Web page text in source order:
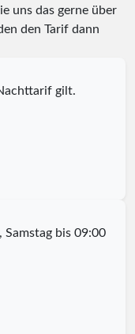
uns das gerne über
den Tarif dann
gilt.
bis 09:00